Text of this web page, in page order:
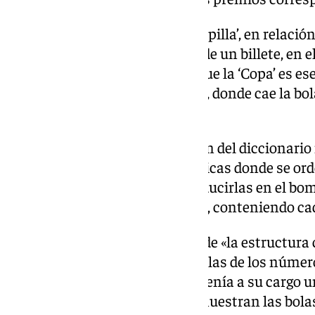
Por su parte, la definición de ‘Capilla’, en
«maqueta final de un décimo o de un billete,
número del sorteo»; mientras que la ‘Copa’ es
transparente, en forma de copa, donde cae la
En el caso de la ‘Lira’, la acepción del
formado por diez varillas metálicas donde se
y comprobación antes de introducirlas en el
Navidad, «en total hay 200 liras, conteniendo
Respecto al ‘Paraguas’, se trata de «la
liras que contienen todas las bolas de los
‘Postero, ra’ es la «persona que tenía a su cargo
«expositor o tablero en que se muestran las